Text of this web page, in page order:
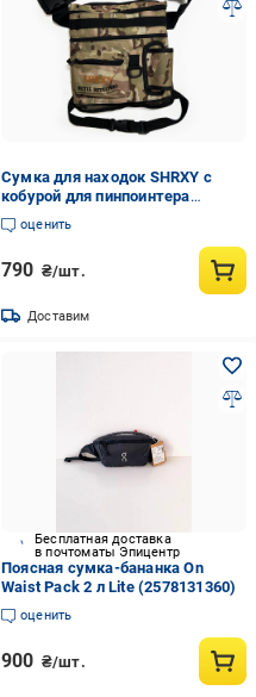
Сумка для находок SHRXY с
кобурой для пинпоинтера
(31766020)
оценить
790 ₴/шт.
Доставим
Бесплатная доставка
в почтоматы Эпицентр
Поясная сумка-бананка On
Waist Pack 2 л Lite (2578131360)
оценить
900 ₴/шт.